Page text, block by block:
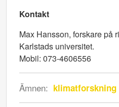
Kontakt
Max Hansson, forskare på
Karlstads universitet.
Mobil: 073-4606556
Ämnen: klimatforskning